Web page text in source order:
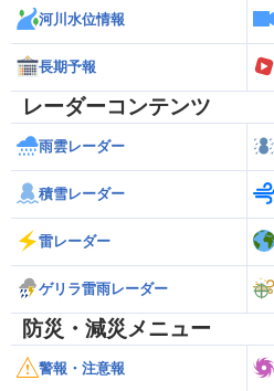
河川水位情報
長期予報
レーダーコンテンツ
雨雲レーダー
積雪レーダー
雷レーダー
ゲリラ雷雨レーダー
防災・減災メニュー
警報・注意報